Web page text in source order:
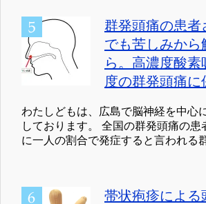
群発頭痛の患者
でも苦しみから
ら。高濃度酸
度の群発頭痛に
わたしどもは、広島で脳神経を中心
しております。 全国の群発頭痛の患
に一人の割合で発症すると言われる
帯状疱疹による